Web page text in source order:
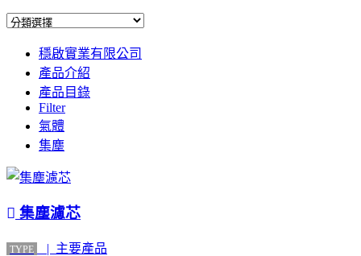
穩啟實業有限公司
產品介紹
產品目錄
Filter
氣體
集塵
集塵濾芯
TYPE | 主要產品